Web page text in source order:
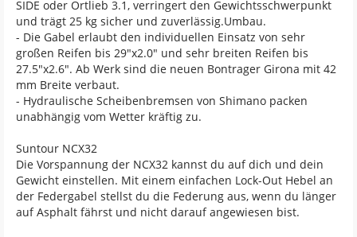
SIDE oder Ortlieb 3.1, verringert den Gewichtsschwerpunkt
und trägt 25 kg sicher und zuverlässig.Umbau.
- Die Gabel erlaubt den individuellen Einsatz von sehr
großen Reifen bis 29"x2.0" und sehr breiten Reifen bis
27.5"x2.6". Ab Werk sind die neuen Bontrager Girona mit 42
mm Breite verbaut.
- Hydraulische Scheibenbremsen von Shimano packen
unabhängig vom Wetter kräftig zu.
Suntour NCX32
Die Vorspannung der NCX32 kannst du auf dich und dein
Gewicht einstellen. Mit einem einfachen Lock-Out Hebel an
der Federgabel stellst du die Federung aus, wenn du länger
auf Asphalt fährst und nicht darauf angewiesen bist.